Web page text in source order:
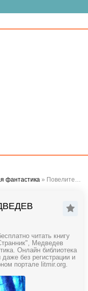
фантастика » Повелитель Бездны - Медведев Данил "Странник"
читать книгу
Медведев
Онлайн библиотека
без регистрации и
портале litmir.org.